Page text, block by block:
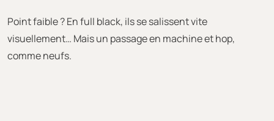
Point faible ? En full black, ils se salissent vite
visuellement… Mais un passage en machine et hop,
comme neufs.